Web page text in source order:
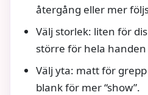
återgång eller mer
Välj storlek: liten för
större för hela
Välj yta: matt för
blank för mer “show”.